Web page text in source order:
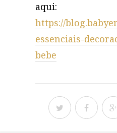
aqui:
https://
essenciais-
bebe